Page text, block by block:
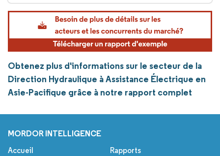
Obtenez plus d'informations sur le secteur de la
Direction Hydraulique à Assistance Électrique en
Asie-Pacifique grâce à notre rapport complet
MORDOR INTELLIGENCE
Accueil Rapports